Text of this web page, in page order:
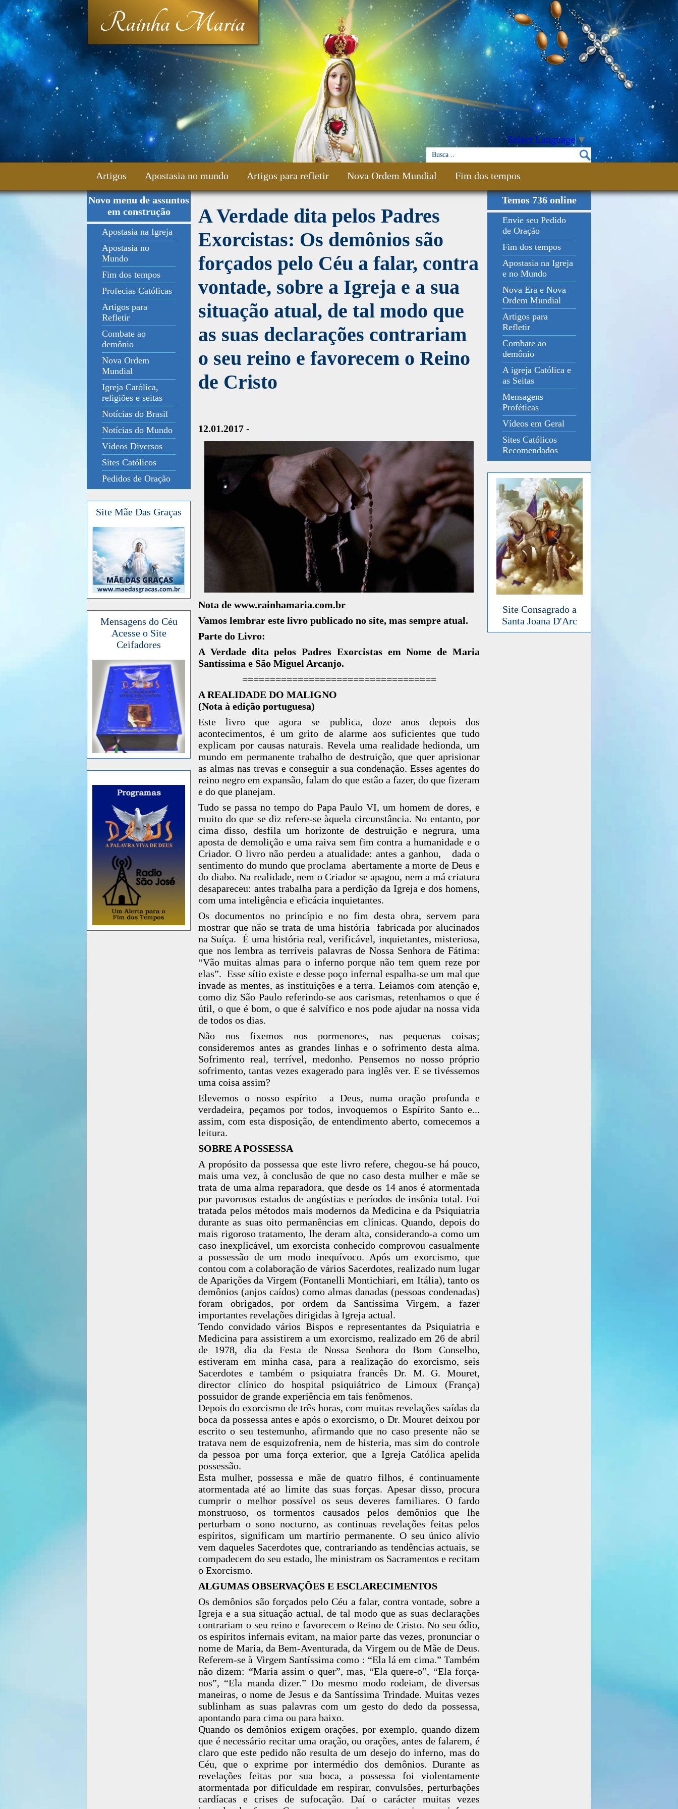
Rainha Maria
Select Language▼
Artigos Apostasia no mundo Artigos para refletir Nova Ordem Mundial Fim dos tempos
Fale Conosco
Novo menu de assuntos
em construção
Apostasia na Igreja
Apostasia no
Mundo
Fim dos tempos
Profecias Católicas
Artigos para
Refletir
Combate ao
demônio
Nova Ordem
Mundial
Igreja Católica,
religiões e seitas
Notícias do Brasil
Notícias do Mundo
Vídeos Diversos
Sites Católicos
Pedidos de Oração
Site Mãe Das Graças
Mensagens do Céu
Acesse o Site
Ceifadores
A Verdade dita pelos Padres
Exorcistas: Os demônios são
forçados pelo Céu a falar, contra
vontade, sobre a Igreja e a sua
situação atual, de tal modo que
as suas declarações contrariam
o seu reino e favorecem o Reino
de Cristo
12.01.2017 -
Nota de www.rainhamaria.com.br
Vamos lembrar este livro publicado no site, mas sempre atual.
Parte do Livro:
A Verdade dita pelos Padres Exorcistas em Nome de Maria
Santíssima e São Miguel Arcanjo.
===================================
A REALIDADE DO MALIGNO
(Nota à edição portuguesa)
Este livro que agora se publica, doze anos depois dos
acontecimentos, é um grito de alarme aos suficientes que tudo
explicam por causas naturais. Revela uma realidade hedionda, um
mundo em permanente trabalho de destruição, que quer aprisionar
as almas nas trevas e conseguir a sua condenação. Esses agentes do
reino negro em expansão, falam do que estão a fazer, do que fizeram
e do que planejam.
Tudo se passa no tempo do Papa Paulo VI, um homem de dores, e
muito do que se diz refere-se àquela circunstância. No entanto, por
cima disso, desfila um horizonte de destruição e negrura, uma
aposta de demolição e uma raiva sem fim contra a humanidade e o
Criador. O livro não perdeu a atualidade: antes a ganhou, dada o
sentimento do mundo que proclama abertamente a morte de Deus e
do diabo. Na realidade, nem o Criador se apagou, nem a má criatura
desapareceu: antes trabalha para a perdição da Igreja e dos homens,
com uma inteligência e eficácia inquietantes.
Os documentos no princípio e no fim desta obra, servem para
mostrar que não se trata de uma história fabricada por alucinados
na Suíça. É uma história real, verificável, inquietantes, misteriosa,
que nos lembra as terríveis palavras de Nossa Senhora de Fátima:
“Vão muitas almas para o inferno porque não tem quem reze por
elas”. Esse sítio existe e desse poço infernal espalha-se um mal que
invade as mentes, as instituições e a terra. Leiamos com atenção e,
como diz São Paulo referindo-se aos carismas, retenhamos o que é
útil, o que é bom, o que é salvífico e nos pode ajudar na nossa vida
de todos os dias.
Não nos fixemos nos pormenores, nas pequenas coisas;
consideremos antes as grandes linhas e o sofrimento desta alma.
Sofrimento real, terrível, medonho. Pensemos no nosso próprio
sofrimento, tantas vezes exagerado para inglês ver. E se tivéssemos
uma coisa assim?
Elevemos o nosso espírito a Deus, numa oração profunda e
verdadeira, peçamos por todos, invoquemos o Espírito Santo e...
assim, com esta disposição, de entendimento aberto, comecemos a
leitura.
SOBRE A POSSESSA
A propósito da possessa que este livro refere, chegou-se há pouco,
mais uma vez, à conclusão de que no caso desta mulher e mãe se
trata de uma alma reparadora, que desde os 14 anos é atormentada
por pavorosos estados de angústias e períodos de insônia total. Foi
tratada pelos métodos mais modernos da Medicina e da Psiquiatria
durante as suas oito permanências em clínicas. Quando, depois do
mais rigoroso tratamento, lhe deram alta, considerando-a como um
caso inexplicável, um exorcista conhecido comprovou casualmente
a possessão de um modo inequívoco. Após um exorcismo, que
contou com a colaboração de vários Sacerdotes, realizado num lugar
de Aparições da Virgem (Fontanelli Montichiari, em Itália), tanto os
demônios (anjos caídos) como almas danadas (pessoas condenadas)
foram obrigados, por ordem da Santíssima Virgem, a fazer
importantes revelações dirigidas à Igreja actual.
Tendo convidado vários Bispos e representantes da Psiquiatria e
Medicina para assistirem a um exorcismo, realizado em 26 de abril
de 1978, dia da Festa de Nossa Senhora do Bom Conselho,
estiveram em minha casa, para a realização do exorcismo, seis
Sacerdotes e também o psiquiatra francês Dr. M. G. Mouret,
director clínico do hospital psiquiátrico de Limoux (França)
possuidor de grande experiência em tais fenômenos.
Depois do exorcismo de três horas, com muitas revelações saídas da
boca da possessa antes e após o exorcismo, o Dr. Mouret deixou por
escrito o seu testemunho, afirmando que no caso presente não se
tratava nem de esquizofrenia, nem de histeria, mas sim do controle
da pessoa por uma força exterior, que a Igreja Católica apelida
possessão.
Esta mulher, possessa e mãe de quatro filhos, é continuamente
atormentada até ao limite das suas forças. Apesar disso, procura
cumprir o melhor possível os seus deveres familiares. O fardo
monstruoso, os tormentos causados pelos demônios que lhe
perturbam o sono nocturno, as continuas revelações feitas pelos
espíritos, significam um martírio permanente. O seu único alívio
vem daqueles Sacerdotes que, contrariando as tendências actuais, se
compadecem do seu estado, lhe ministram os Sacramentos e recitam
o Exorcismo.
ALGUMAS OBSERVAÇÕES E ESCLARECIMENTOS
Os demônios são forçados pelo Céu a falar, contra vontade, sobre a
Igreja e a sua situação actual, de tal modo que as suas declarações
contrariam o seu reino e favorecem o Reino de Cristo. No seu ódio,
os espíritos infernais evitam, na maior parte das vezes, pronunciar o
nome de Maria, da Bem-Aventurada, da Virgem ou de Mãe de Deus.
Referem-se à Virgem Santíssima como : “Ela lá em cima.” Também
não dizem: “Maria assim o quer”, mas, “Ela quere-o”, “Ela força-
nos”, “Ela manda dizer.” Do mesmo modo rodeiam, de diversas
maneiras, o nome de Jesus e da Santíssima Trindade. Muitas vezes
sublinham as suas palavras com um gesto do dedo da possessa,
apontando para cima ou para baixo.
Quando os demônios exigem orações, por exemplo, quando dizem
que é necessário recitar uma oração, ou orações, antes de falarem, é
claro que este pedido não resulta de um desejo do inferno, mas do
Céu, que o exprime por intermédio dos demônios. Durante as
revelações feitas por sua boca, a possessa foi violentamente
atormentada por dificuldade em respirar, convulsões, perturbações
cardíacas e crises de sufocação. Daí o carácter muitas vezes
Temos 736 online
Envie seu Pedido
de Oração
Fim dos tempos
Apostasia na Igreja
e no Mundo
Nova Era e Nova
Ordem Mundial
Artigos para
Refletir
Combate ao
demônio
A igreja Católica e
as Seitas
Mensagens
Proféticas
Vídeos em Geral
Sites Católicos
Recomendados
Site Consagrado a
Santa Joana D'Arc